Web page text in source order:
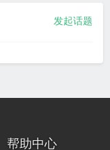
发起话题
帮助中心